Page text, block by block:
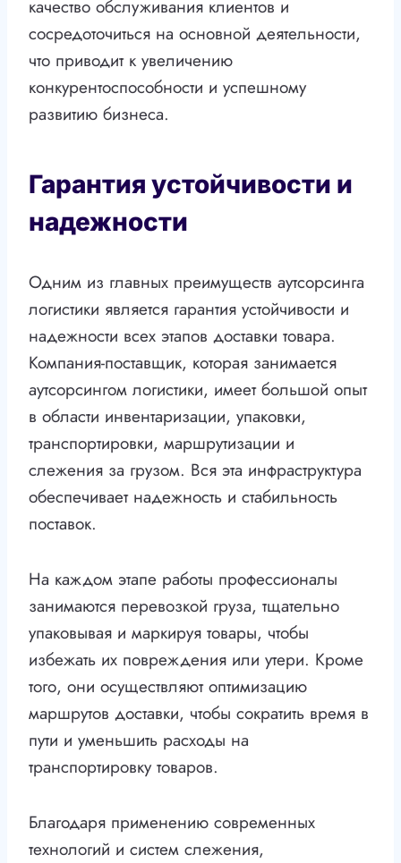
качество обслуживания клиентов и
сосредоточиться на основной деятельности,
что приводит к увеличению
конкурентоспособности и успешному
развитию бизнеса.
Гарантия устойчивости и
надежности
Одним из главных преимуществ аутсорсинга
логистики является гарантия устойчивости и
надежности всех этапов доставки товара.
Компания-поставщик, которая занимается
аутсорсингом логистики, имеет большой опыт
в области инвентаризации, упаковки,
транспортировки, маршрутизации и
слежения за грузом. Вся эта инфраструктура
обеспечивает надежность и стабильность
поставок.
На каждом этапе работы профессионалы
занимаются перевозкой груза, тщательно
упаковывая и маркируя товары, чтобы
избежать их повреждения или утери. Кроме
того, они осуществляют оптимизацию
маршрутов доставки, чтобы сократить время в
пути и уменьшить расходы на
транспортировку товаров.
Благодаря применению современных
технологий и систем слежения,